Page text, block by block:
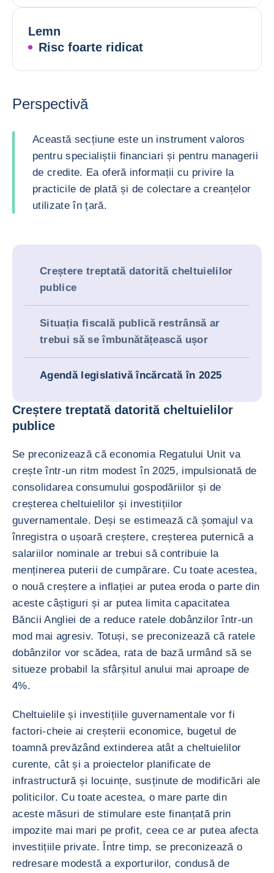
Lemn
Risc foarte ridicat
Perspectivă
Această secțiune este un instrument valoros
pentru specialiștii financiari și pentru managerii
de credite. Ea oferă informații cu privire la
practicile de plată și de colectare a creanțelor
utilizate în țară.
Creștere treptată datorită cheltuielilor
publice
Situația fiscală publică restrânsă ar
trebui să se îmbunătățească ușor
Agendă legislativă încărcată în 2025
Creștere treptată datorită cheltuielilor
publice
Se preconizează că economia Regatului Unit va
crește într-un ritm modest în 2025, impulsionată de
consolidarea consumului gospodăriilor și de
creșterea cheltuielilor și investițiilor
guvernamentale. Deși se estimează că șomajul va
înregistra o ușoară creștere, creșterea puternică a
salariilor nominale ar trebui să contribuie la
menținerea puterii de cumpărare. Cu toate acestea,
o nouă creștere a inflației ar putea eroda o parte din
aceste câștiguri și ar putea limita capacitatea
Băncii Angliei de a reduce ratele dobânzilor într-un
mod mai agresiv. Totuși, se preconizează că ratele
dobânzilor vor scădea, rata de bază urmând să se
situeze probabil la sfârșitul anului mai aproape de
4%.
Cheltuielile și investițiile guvernamentale vor fi
factori-cheie ai creșterii economice, bugetul de
toamnă prevăzând extinderea atât a cheltuielilor
curente, cât și a proiectelor planificate de
infrastructură și locuințe, susținute de modificări ale
politicilor. Cu toate acestea, o mare parte din
aceste măsuri de stimulare este finanțată prin
impozite mai mari pe profit, ceea ce ar putea afecta
investițiile private. Între timp, se preconizează o
redresare modestă a exporturilor, condusă de